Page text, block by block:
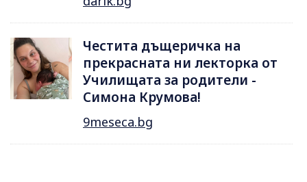
Честита дъщеричка на
прекрасната ни лекторка от
Училищата за родители -
Симона Крумова!
9meseca.bg